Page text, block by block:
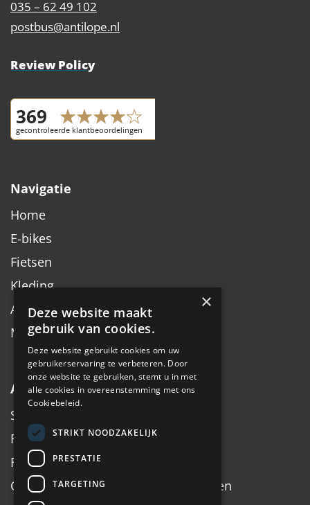
035 – 62 49 102
postbus@antilope.nl
Review Policy
Navigatie
Home
E-bikes
Fietsen
Kleding
Accessoires
Merken
Algemeen
Service
Fiets inruilen
Fietsadvies op maat
Onderhoud, Service, Halen & Brengen
×
Deze website maakt
gebruik van cookies.
Deze website gebruikt cookies om uw
gebruikerservaring te verbeteren. Door
onze website te gebruiken, stemt u in met
alle cookies in overeenstemming met ons
Cookiebeleid.
STRIKT NOODZAKELIJK
PRESTATIE
TARGETING